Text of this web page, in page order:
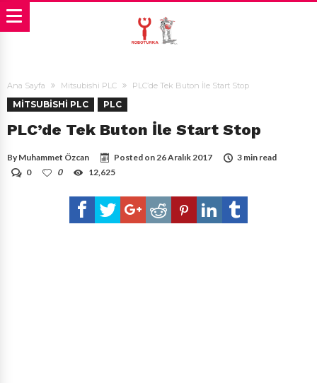
Ana Sayfa Mitsubishi PLC PLC’de Tek Buton İle Start Stop
MITSUBISHI PLC PLC
PLC’de Tek Buton İle Start Stop
By Muhammet Özcan Posted on26 Aralık 2017
3 min read
0
0 12,625